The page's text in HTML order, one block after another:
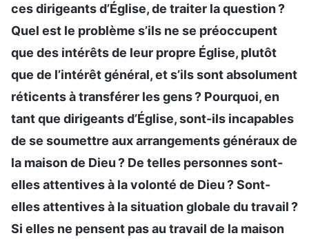
ces dirigeants d’Église, de traiter la question ?
Quel est le problème s’ils ne se préoccupent
que des intérêts de leur propre Église, plutôt
que de l’intérêt général, et s’ils sont absolument
réticents à transférer les gens ? Pourquoi, en
tant que dirigeants d’Église, sont-ils incapables
de se soumettre aux arrangements généraux de
la maison de Dieu ? De telles personnes sont-
elles attentives à la volonté de Dieu ? Sont-
elles attentives à la situation globale du travail ?
Si elles ne pensent pas au travail de la maison